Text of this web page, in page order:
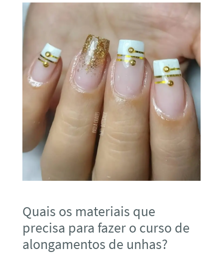
Quais os materiais que
precisa para fazer o curso de
alongamentos de unhas?